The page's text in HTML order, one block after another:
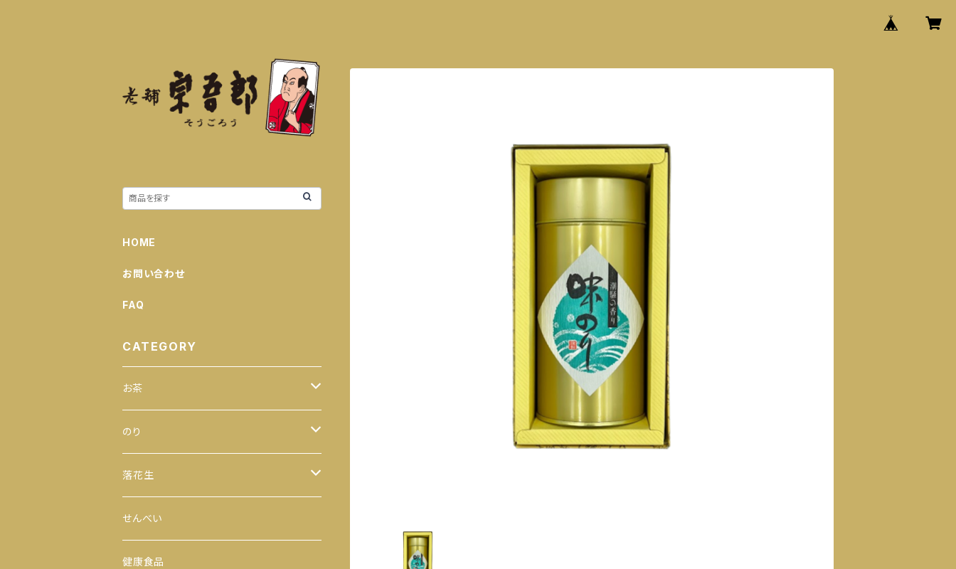
HOME
お問い合わせ
FAQ
CATEGORY
お茶
緑茶
100ｇ
200ｇ
玄米茶
茎茶
玉露
のり
全型
手巻のり
おにぎりのり
落花生
からつき
平袋（中袋サイズ）
せんべい
健康食品